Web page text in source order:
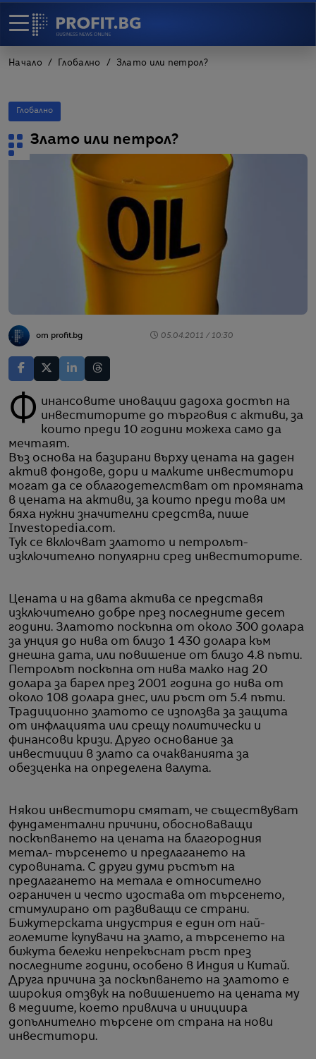
Начало Глобално Злато или петрол?
Глобално
Злато или петрол?
от profit.bg 05.04.2011 / 10:30
Финансовите иновации дадоха достъп на инвеститорите до търговия с активи, за
които преди 10 години можеха само да
мечтаят.
Въз основа на базирани върху цената на даден
актив фондове, дори и малките инвеститори
могат да се облагодетелстват от промяната
в цената на активи, за които преди това им
бяха нужни значителни средства, пише
Investopedia.com.
Тук се включват златото и петролът-
изключително популярни сред инвеститорите.
Цената и на двата актива се представя
изключително добре през последните десет
години. Златото поскъпна от около 300 долара
за унция до нива от близо 1 430 долара към
днешна дата, или повишение от близо 4.8 пъти.
Петролът поскъпна от нива малко над 20
долара за барел през 2001 година до нива от
около 108 долара днес, или ръст от 5.4 пъти.
Традиционно златото се използва за защита
от инфлацията или срещу политически и
финансови кризи. Друго основание за
инвестиции в злато са очакванията за
обезценка на определена валута.
Някои инвеститори смятат, че съществуват
фундаментални причини, обосноваващи
поскъпването на цената на благородния
метал- търсенето и предлагането на
суровината. С други думи ръстът на
предлагането на метала е относително
ограничен и често изостава от търсенето,
стимулирано от развиващи се страни.
Бижутерската индустрия е един от най-
големите купувачи на злато, а търсенето на
бижута бележи непрекъснат ръст през
последните години, особено в Индия и Китай.
Друга причина за поскъпването на златото е
широкия отзвук на повишението на цената му
в медиите, което привлича и инициира
допълнително търсене от страна на нови
инвеститори.